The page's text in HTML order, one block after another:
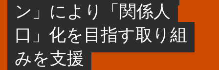
ン」により「関係人
口」化を目指す取り組
みを支援